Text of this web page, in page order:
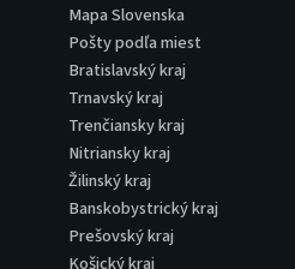
Mapa Slovenska
Pošty podľa miest
Bratislavský kraj
Trnavský kraj
Trenčiansky kraj
Nitriansky kraj
Žilinský kraj
Banskobystrický kraj
Prešovský kraj
Košický kraj